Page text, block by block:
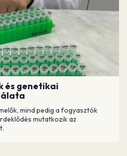
és genetikai
mind pedig a fogyasztók
mutatkozik az